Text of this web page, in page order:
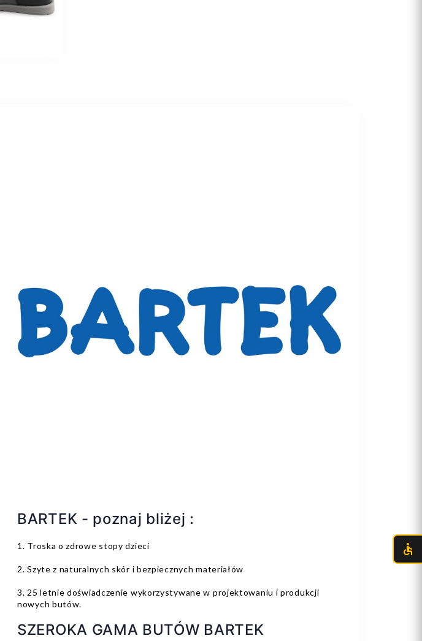
BARTEK - poznaj bliżej :
1. Troska o zdrowe stopy dzieci
2. Szyte z naturalnych skór i bezpiecznych materiałów
3. 25 letnie doświadczenie wykorzystywane w projektowaniu i produkcji
nowych butów.
SZEROKA GAMA BUTÓW BARTEK